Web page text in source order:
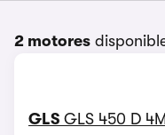
2 motores
GLS GLS 450 D